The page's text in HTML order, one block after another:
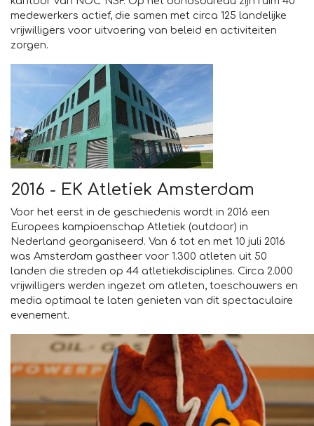
medewerkers actief, die samen met circa 125 landelijke
vrijwilligers voor uitvoering van beleid en activiteiten
zorgen.
2016 - EK Atletiek Amsterdam
Voor het eerst in de geschiedenis wordt in 2016 een
Europees kampioenschap Atletiek (outdoor) in
Nederland georganiseerd. Van 6 tot en met 10 juli 2016
was Amsterdam gastheer voor 1.300 atleten uit 50
landen die streden op 44 atletiekdisciplines. Circa 2.000
vrijwilligers werden ingezet om atleten, toeschouwers en
media optimaal te laten genieten van dit spectaculaire
evenement.